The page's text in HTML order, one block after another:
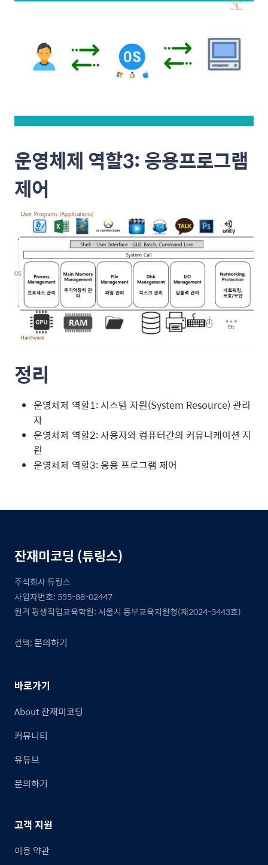
운영체제 역할3: 응용프로그램
제어
정리
운영체제 역할1: 시스템 자원(System Resource) 관리
자
운영체제 역할2: 사용자와 컴퓨터간의 커뮤니케이션 지
원
운영체제 역할3: 응용 프로그램 제어
잔재미코딩 (튜링스)
주식회사 튜링스
사업자번호: 555-88-02447
원격 평생직업교육학원: 서울시 동부교육지원청(제2024-3443호)
컨택:문의하기
바로가기
About 잔재미코딩
커뮤니티
유튜브
문의하기
고객 지원
이용 약관